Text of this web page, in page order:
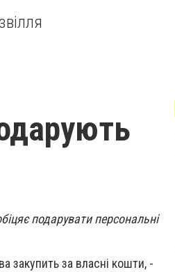
подарувати персональні
закупить за власні кошти, -